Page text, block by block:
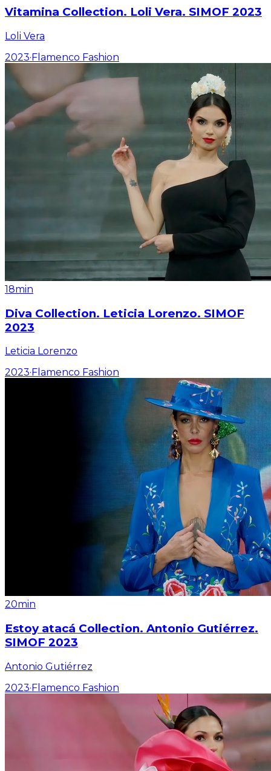
Vitamina Collection. Loli Vera. SIMOF 2023
Loli Vera
2023·Flamenco Fashion
18min
Diva Collection. Leticia Lorenzo. SIMOF
2023
Leticia Lorenzo
2023· Flamenco Fashion
20min
Estoy atacá Collection. Antonio Gutiérrez.
SIMOF 2023
Antonio Gutiérrez
2023·Flamenco Fashion